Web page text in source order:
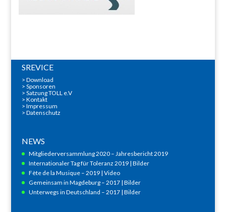
SREVICE
> Download
> Sponsoren
> Satzung TOLL e.V
> Kontakt
> Impressum
> Datenschutz
NEWS
Mitgliederversammlung 2020 – Jahresbericht 2019
Internationaler Tag für Toleranz 2019 | Bilder
Fète de la Musique – 2019 | Video
Gemeinsam in Magdeburg – 2017 | Bilder
Unterwegs in Deutschland – 2017 | Bilder